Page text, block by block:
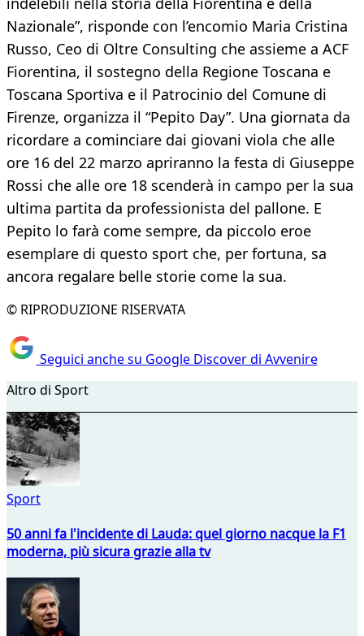
Nazionale”, risponde con l’encomio Maria Cristina
Russo, Ceo di Oltre Consulting che assieme a ACF
Fiorentina, il sostegno della Regione Toscana e
Toscana Sportiva e il Patrocinio del Comune di
Firenze, organizza il “Pepito Day”. Una giornata da
ricordare a cominciare dai giovani viola che alle
ore 16 del 22 marzo apriranno la festa di Giuseppe
Rossi che alle ore 18 scenderà in campo per la sua
ultima partita da professionista del pallone. E
Pepito lo farà come sempre, da piccolo eroe
esemplare di questo sport che, per fortuna, sa
ancora regalare belle storie come la sua.
© RIPRODUZIONE RISERVATA
Seguici anche su Google Discover di Avvenire
Altro di Sport
Sport
50 anni fa l'incidente di Lauda: quel giorno nacque la F1
moderna, più sicura grazie alla tv